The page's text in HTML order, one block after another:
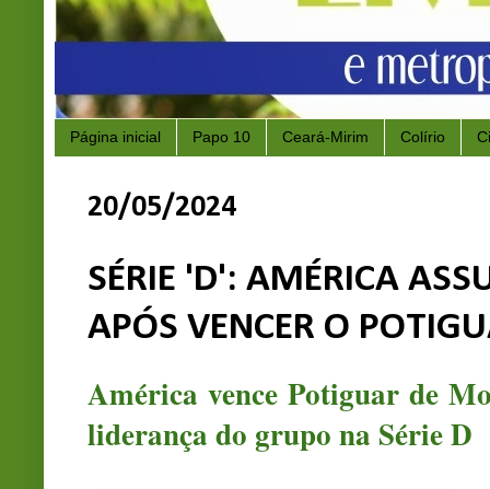
Página inicial Papo 10 Ceará-Mirim Colírio
20/05/2024
SÉRIE 'D': AMÉRICA
APÓS VENCER O
América vence Potiguar de
liderança do grupo na Série D